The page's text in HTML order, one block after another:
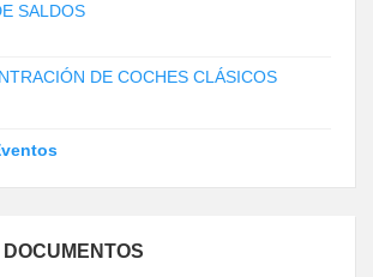
SALDOS
DE COCHES CLÁSICOS